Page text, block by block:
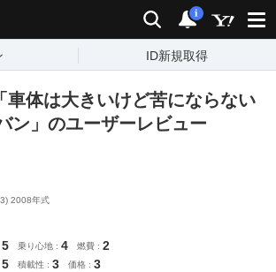
検索 通知
i
ID新規取得
車体は大きいけど苦にならない
ン」のユーザーレビュー
2008年式
5 乗り心地 4 燃費 2
5 積載性 3 価格 3